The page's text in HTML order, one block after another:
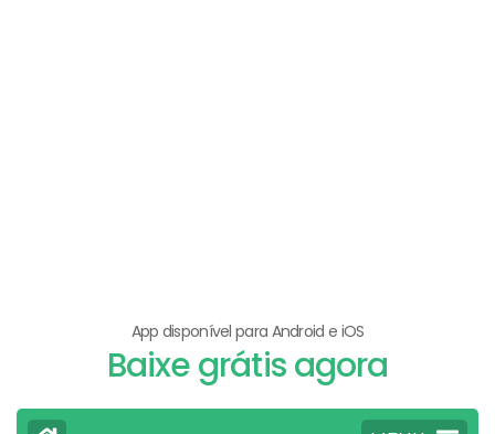
App disponível para Android e iOS
Baixe grátis agora